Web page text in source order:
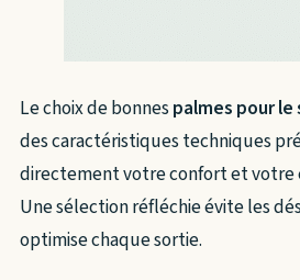
Le choix de bonnespalmes pour
des caractéristiques techniques
directement votre confort et votre
Une sélection réfléchie évite les
optimise chaque sortie.